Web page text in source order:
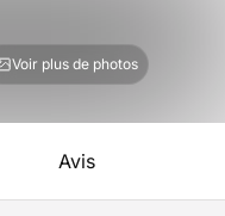
Voir plus de photos
Avis